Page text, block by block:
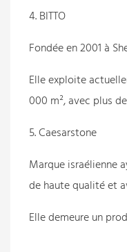
4. BITTO
Fondée en 2001 à
Elle exploite
000 m², avec plus
5. Caesarstone
Marque israélienne
de haute qualité et
Elle demeure un